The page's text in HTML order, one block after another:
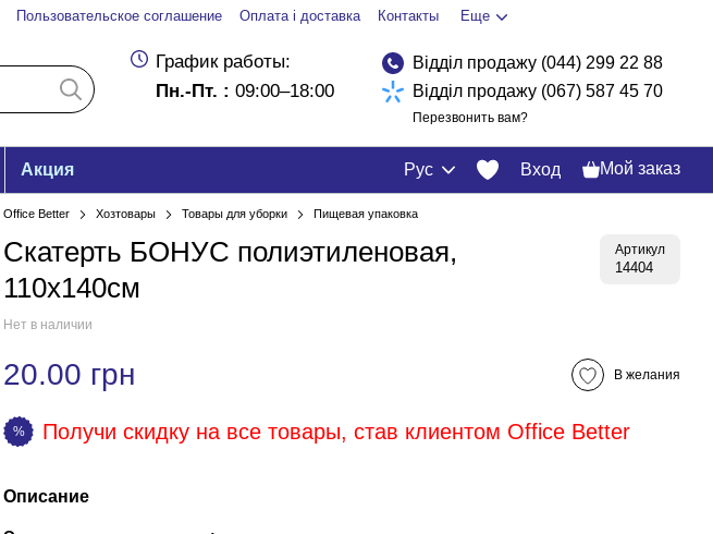
Пользовательское соглашение Оплата і доставка Контакты Еще
График работы:
Пн.-Пт. : 09:00–18:00
Відділ продажу (044) 299 22 88
Відділ продажу (067) 587 45 70
Перезвонить вам?
Акция Рус Вход Мой заказ
Office Better Хозтовары Товары для уборки Пищевая упаковка
Скатерть БОНУС полиэтиленовая,
110х140см
Артикул
14404
Нет в наличии
20.00 грн В желания
% Получи скидку на все товары, став клиентом Office Better
Описание